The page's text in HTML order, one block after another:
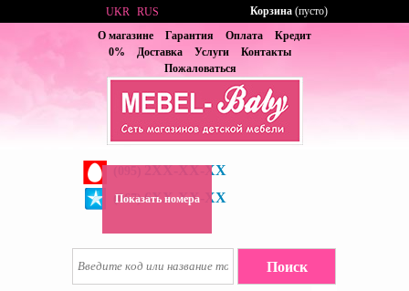
О магазине Гарантия Оплата
Кредит
0%
Доставка Услуги
Контакты
Пожаловаться
2XX-XX-XX
(067) 6XX-XX-XX
Показать номера
UKR RUS Корзина (пусто)